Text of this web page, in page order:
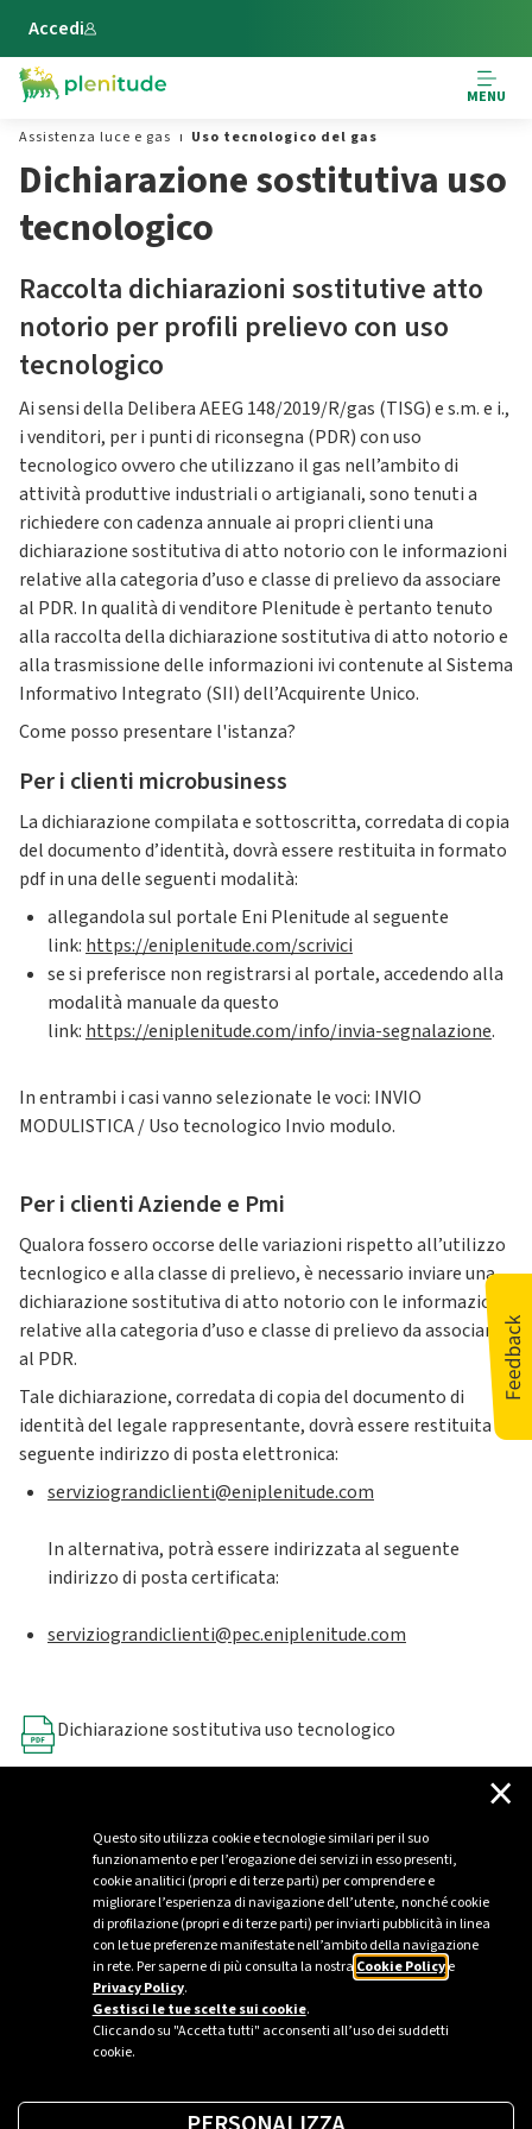
Questo sito utilizza cookie e tecnologie similari per il suo
funzionamento e per l’erogazione dei servizi in esso presenti,
cookie analitici (propri e di terze parti) per comprendere e
migliorare l’esperienza di navigazione dell’utente, nonché cookie
di profilazione (propri e di terze parti) per inviarti pubblicità in linea
con le tue preferenze manifestate nell’ambito della navigazione
in rete. Per saperne di più consulta la nostra Cookie Policye
Privacy Policy.
Gestisci le tue scelte sui cookie.
Cliccando su "Accetta tutti" acconsenti all’uso dei suddetti
cookie.
×
Vai al contenuto principale
Accedi
MENU
Assistenza luce e gas
Uso tecnologico del gas
Dichiarazione sostitutiva uso
tecnologico
Raccolta dichiarazioni sostitutive atto
notorio per profili prelievo con uso
tecnologico
Ai sensi della Delibera AEEG 148/2019/R/gas (TISG) e s.m. e i.,
i venditori, per i punti di riconsegna (PDR) con uso
tecnologico ovvero che utilizzano il gas nell’ambito di
attività produttive industriali o artigianali, sono tenuti a
richiedere con cadenza annuale ai propri clienti una
dichiarazione sostitutiva di atto notorio con le informazioni
relative alla categoria d’uso e classe di prelievo da associare
al PDR. In qualità di venditore Plenitude è pertanto tenuto
alla raccolta della dichiarazione sostitutiva di atto notorio e
alla trasmissione delle informazioni ivi contenute al Sistema
Informativo Integrato (SII) dell’Acquirente Unico.
Come posso presentare l'istanza?
Per i clienti microbusiness
La dichiarazione compilata e sottoscritta, corredata di copia
del documento d’identità, dovrà essere restituita in formato
pdf in una delle seguenti modalità:
allegandola sul portale Eni Plenitude al seguente
link: https://eniplenitude.com/scrivici
se si preferisce non registrarsi al portale, accedendo alla
modalità manuale da questo
link: https://eniplenitude.com/info/invia-segnalazione.
In entrambi i casi vanno selezionate le voci: INVIO
MODULISTICA / Uso tecnologico Invio modulo.
Per i clienti Aziende e Pmi
Qualora fossero occorse delle variazioni rispetto all’utilizzo
tecnlogico e alla classe di prelievo, è necessario inviare una
dichiarazione sostitutiva di atto notorio con le informazioni
relative alla categoria d’uso e classe di prelievo da associare
al PDR.
Tale dichiarazione, corredata di copia del documento di
identità del legale rappresentante, dovrà essere restituita al
seguente indirizzo di posta elettronica:
serviziograndiclienti@eniplenitude.com
In alternativa, potrà essere indirizzata al seguente
indirizzo di posta certificata:
serviziograndiclienti@pec.eniplenitude.com
Dichiarazione sostitutiva uso tecnologico